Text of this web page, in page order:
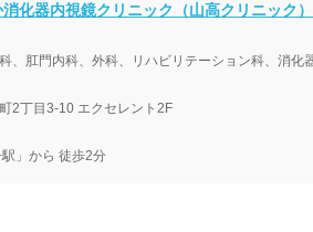
化器内視鏡クリニック（山高クリニック）
、肛門内科、外科、リハビリテーション科、消化
2丁目3-10 エクセレント2F
」から 徒歩2分